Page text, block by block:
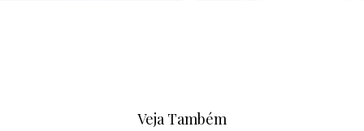
Veja Também